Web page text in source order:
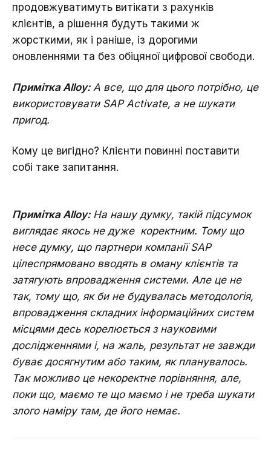
продовжуватимуть витікати з рахунків
клієнтів, а рішення будуть такими ж
жорсткими, як і раніше, із дорогими
оновленнями та без обіцяної цифрової свободи.
Примітка Alloy:А все, що для цього потрібно, це
використовувати SAP Activate, а не шукати
пригод.
Кому це вигідно? Клієнти повинні поставити
собі таке запитання.
Примітка Alloy:На нашу думку, такій підсумок
виглядає якось не дуже коректним. Тому що
несе думку, що партнери компанії SAP
цілеспрямовано вводять в оману клієнтів та
затягують впровадження системи. Але це не
так, тому що, як би не будувалась методологія,
впровадження складних інформаційних систем
місцями десь корелюється з науковими
дослідженнями і, на жаль, результат не завжди
буває досягнутим або таким, як планувалось.
Так можливо це некоректне порівняння, але,
поки що, маємо те що маємо і не треба шукати
злого наміру там, де його немає.